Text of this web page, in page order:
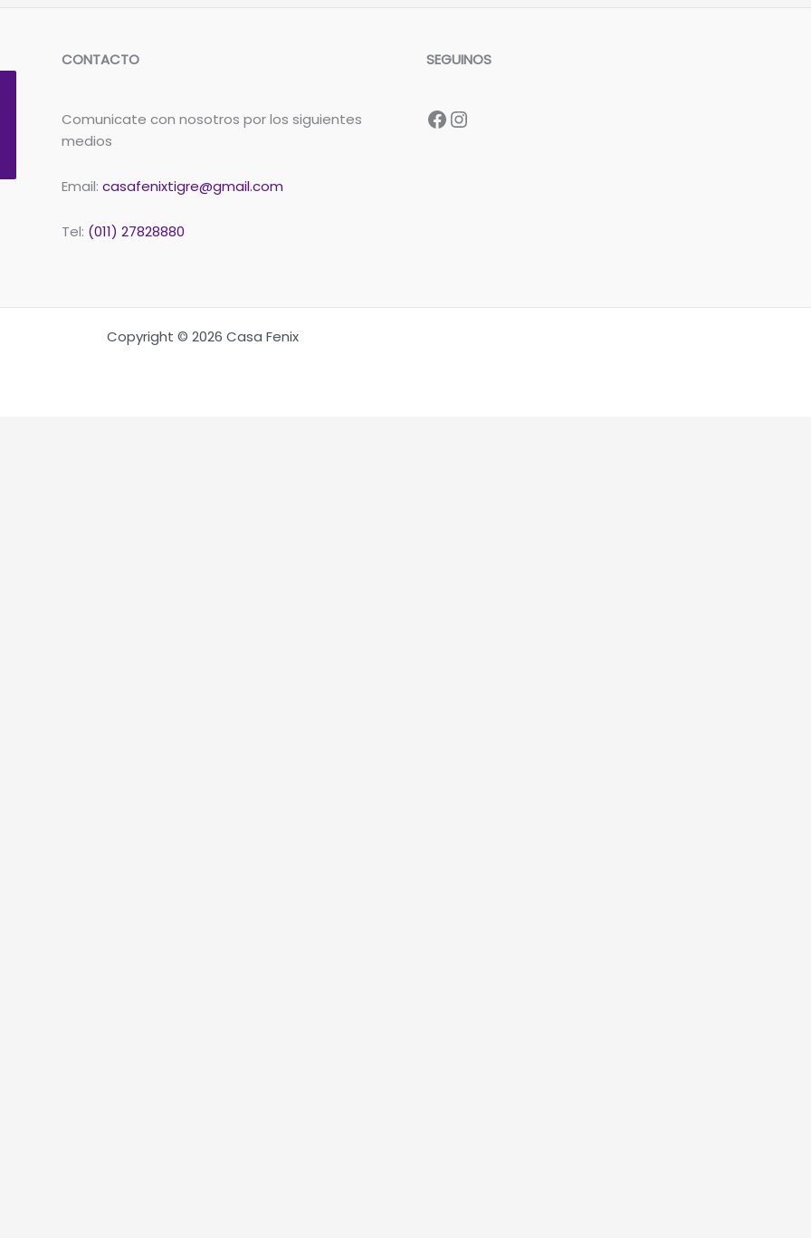
CONTACTO
Comunicate con nosotros por los siguientes
medios
Email: casafenixtigre@gmail.com
Tel: (011) 27828880
SEGUINOS
Facebook
Instagram
Copyright © 2026 Casa Fenix